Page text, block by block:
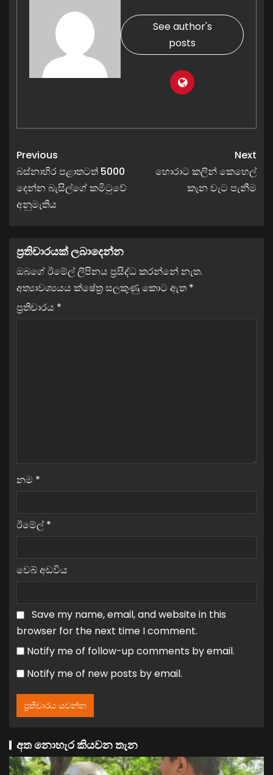
See author's
posts
Previous
බස්නාහිර පළාතටත් 5000
දෙන්න බැසිල්ගේ කමිටුවේ
අනුමැතිය
Next
හොරාට කලින් කෙහෙල්
කැන වැට පැනීම
ප්‍රතිචාරයක් ලබාදෙන්න
ඔබගේ ඊමේල් ලිපිනය ප්‍රසිද්ධ කරන්නේ නැත.
අත්‍යාවශ්‍යයය ක්ෂේත්‍ර සලකුණු කොට ඇත *
ප්‍රතිචාරය *
නම *
ඊමේල් *
වෙබ් අඩවිය
Save my name, email, and website in this
browser for the next time I comment.
Notify me of follow-up comments by email.
Notify me of new posts by email.
අත නොහැර කියවන තැන